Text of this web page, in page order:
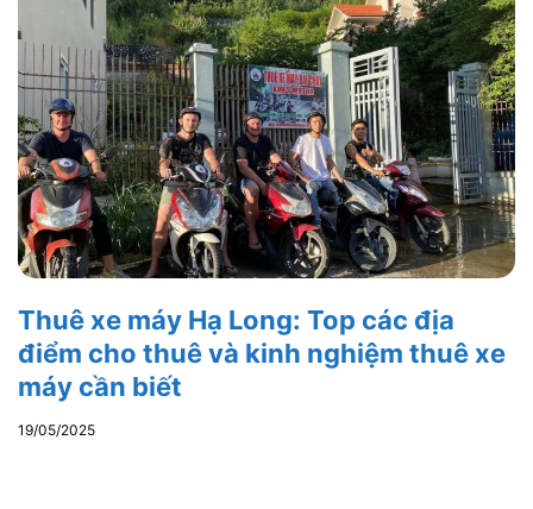
Thuê xe máy Hạ Long: Top các địa
điểm cho thuê và kinh nghiệm thuê xe
máy cần biết
19/05/2025